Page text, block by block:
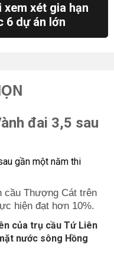
xem xét gia hạn
6 dự án lớn
đai 3,5 sau
cầu Thượng Cát trên
hiện đạt hơn 10%.
của trụ cầu Tứ Liên
nước sông Hồng